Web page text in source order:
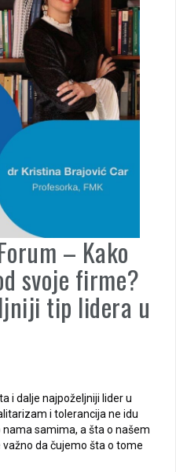
– Kako
svoje firme?
tip lidera u
i dalje najpoželjniji lider u
i tolerancija ne idu
samima, a šta o našem
da čujemo šta o tome